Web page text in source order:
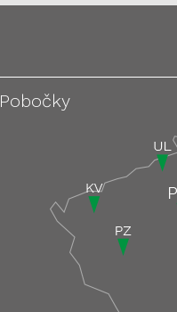
Pobočky